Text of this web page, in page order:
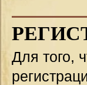
Для того,